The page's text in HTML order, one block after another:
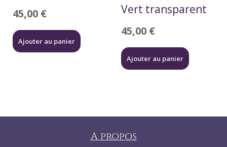
45,00 €
Ajouter au panier
Vert transparent
45,00 €
Ajouter au panier
A propos